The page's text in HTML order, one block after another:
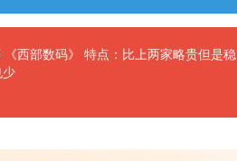
西部数码》 特点：比上两家略贵但是稳
少